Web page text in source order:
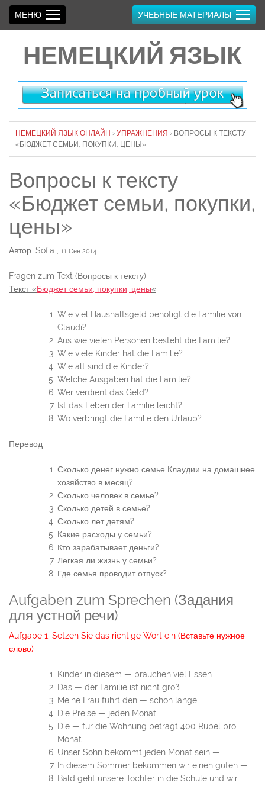
НЕМЕЦКИЙ ЯЗЫК
МЕНЮ УЧЕБНЫЕ МАТЕРИАЛЫ
НЕМЕЦКИЙ ЯЗЫК ОНЛАЙН › УПРАЖНЕНИЯ › ВОПРОСЫ К ТЕКСТУ
«БЮДЖЕТ СЕМЬИ, ПОКУПКИ, ЦЕНЫ»
Вопросы к тексту
«Бюджет семьи, покупки,
цены»
Автор: Sofia , 11 Сен 2014
Fragen zum Text (Вопросы к тексту)
Текст «Бюджет семьи, покупки, цены«
Wie viel Haushaltsgeld benötigt die Familie von
Claudi?
Aus wie vielen Personen besteht die Familie?
Wie viele Kinder hat die Familie?
Wie alt sind die Kinder?
Welche Ausgaben hat die Familie?
Wer verdient das Geld?
Ist das Leben der Familie leicht?
Wo verbringt die Familie den Urlaub?
Перевод
Сколько денег нужно семье Клаудии на домашнее
хозяйство в месяц?
Сколько человек в семье?
Сколько детей в семье?
Сколько лет детям?
Какие расходы у семьи?
Кто зарабатывает деньги?
Легкая ли жизнь у семьи?
Где семья проводит отпуск?
Aufgaben zum Sprechen (Задания
для устной речи)
Aufgabe 1. Setzen Sie das richtige Wort ein (Вставьте нужное
слово)
Kinder in diesem — brauchen viel Essen.
Das — der Familie ist nicht groß.
Meine Frau führt den — schon lange.
Die Preise — jeden Monat.
Die — für die Wohnung beträgt 400 Rubel pro
Monat.
Unser Sohn bekommt jeden Monat sein —.
In diesem Sommer bekommen wir einen guten —.
Bald geht unsere Tochter in die Schule und wir